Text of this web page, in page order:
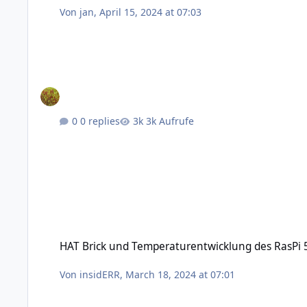
Von jan,April 15, 2024 at 07:03
0 replies 3k Aufrufe
HAT Brick und Temperaturentwicklung des RasPi
Von insidERR, March 18, 2024 at 07:01